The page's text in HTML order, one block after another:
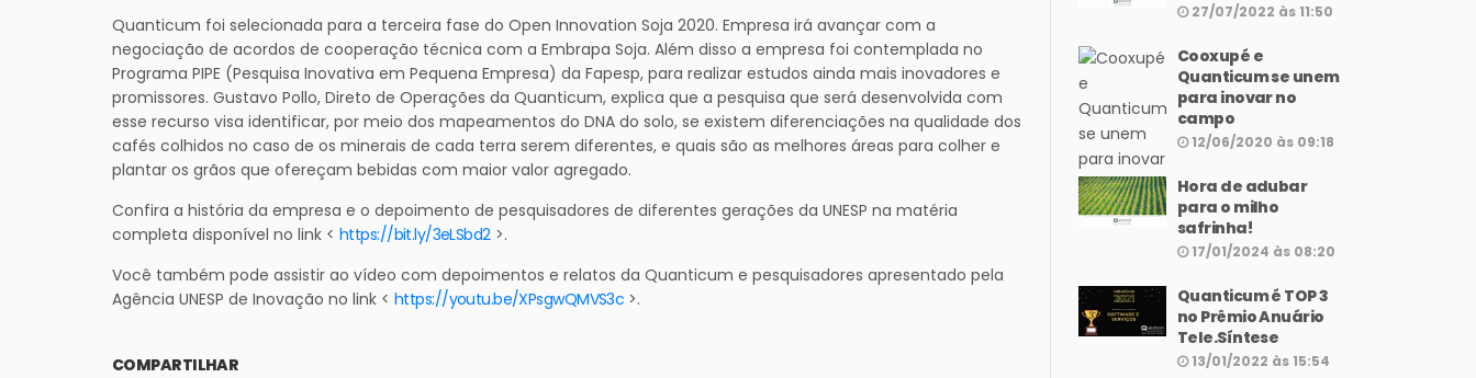
Quanticum foi selecionada para a terceira fase do Open Innovation Soja 2020. Empresa irá avançar com a
negociação de acordos de cooperação técnica com a Embrapa Soja. Além disso a empresa foi contemplada no
Programa PIPE (Pesquisa Inovativa em Pequena Empresa) da Fapesp, para realizar estudos ainda mais inovadores e
promissores. Gustavo Pollo, Direto de Operações da Quanticum, explica que a pesquisa que será desenvolvida com
esse recurso visa identificar, por meio dos mapeamentos do DNA do solo, se existem diferenciações na qualidade dos
cafés colhidos no caso de os minerais de cada terra serem diferentes, e quais são as melhores áreas para colher e
plantar os grãos que ofereçam bebidas com maior valor agregado.
Confira a história da empresa e o depoimento de pesquisadores de diferentes gerações da UNESP na matéria
completa disponível no link < https://bit.ly/3eLSbd2>.
Você também pode assistir ao vídeo com depoimentos e relatos da Quanticum e pesquisadores apresentado pela
Agência UNESP de Inovação no link < https://youtu.be/XPsgwQMVS3c >.
COMPARTILHAR
27/07/2022 às 11:50
Cooxupé e
Quanticum se unem
para inovar no
campo
12/06/2020 às 09:18
Hora de adubar
para o milho
safrinha!
17/01/2024 às 08:20
Quanticum é TOP 3
no Prêmio Anuário
Tele.Síntese
13/01/2022 às 15:54